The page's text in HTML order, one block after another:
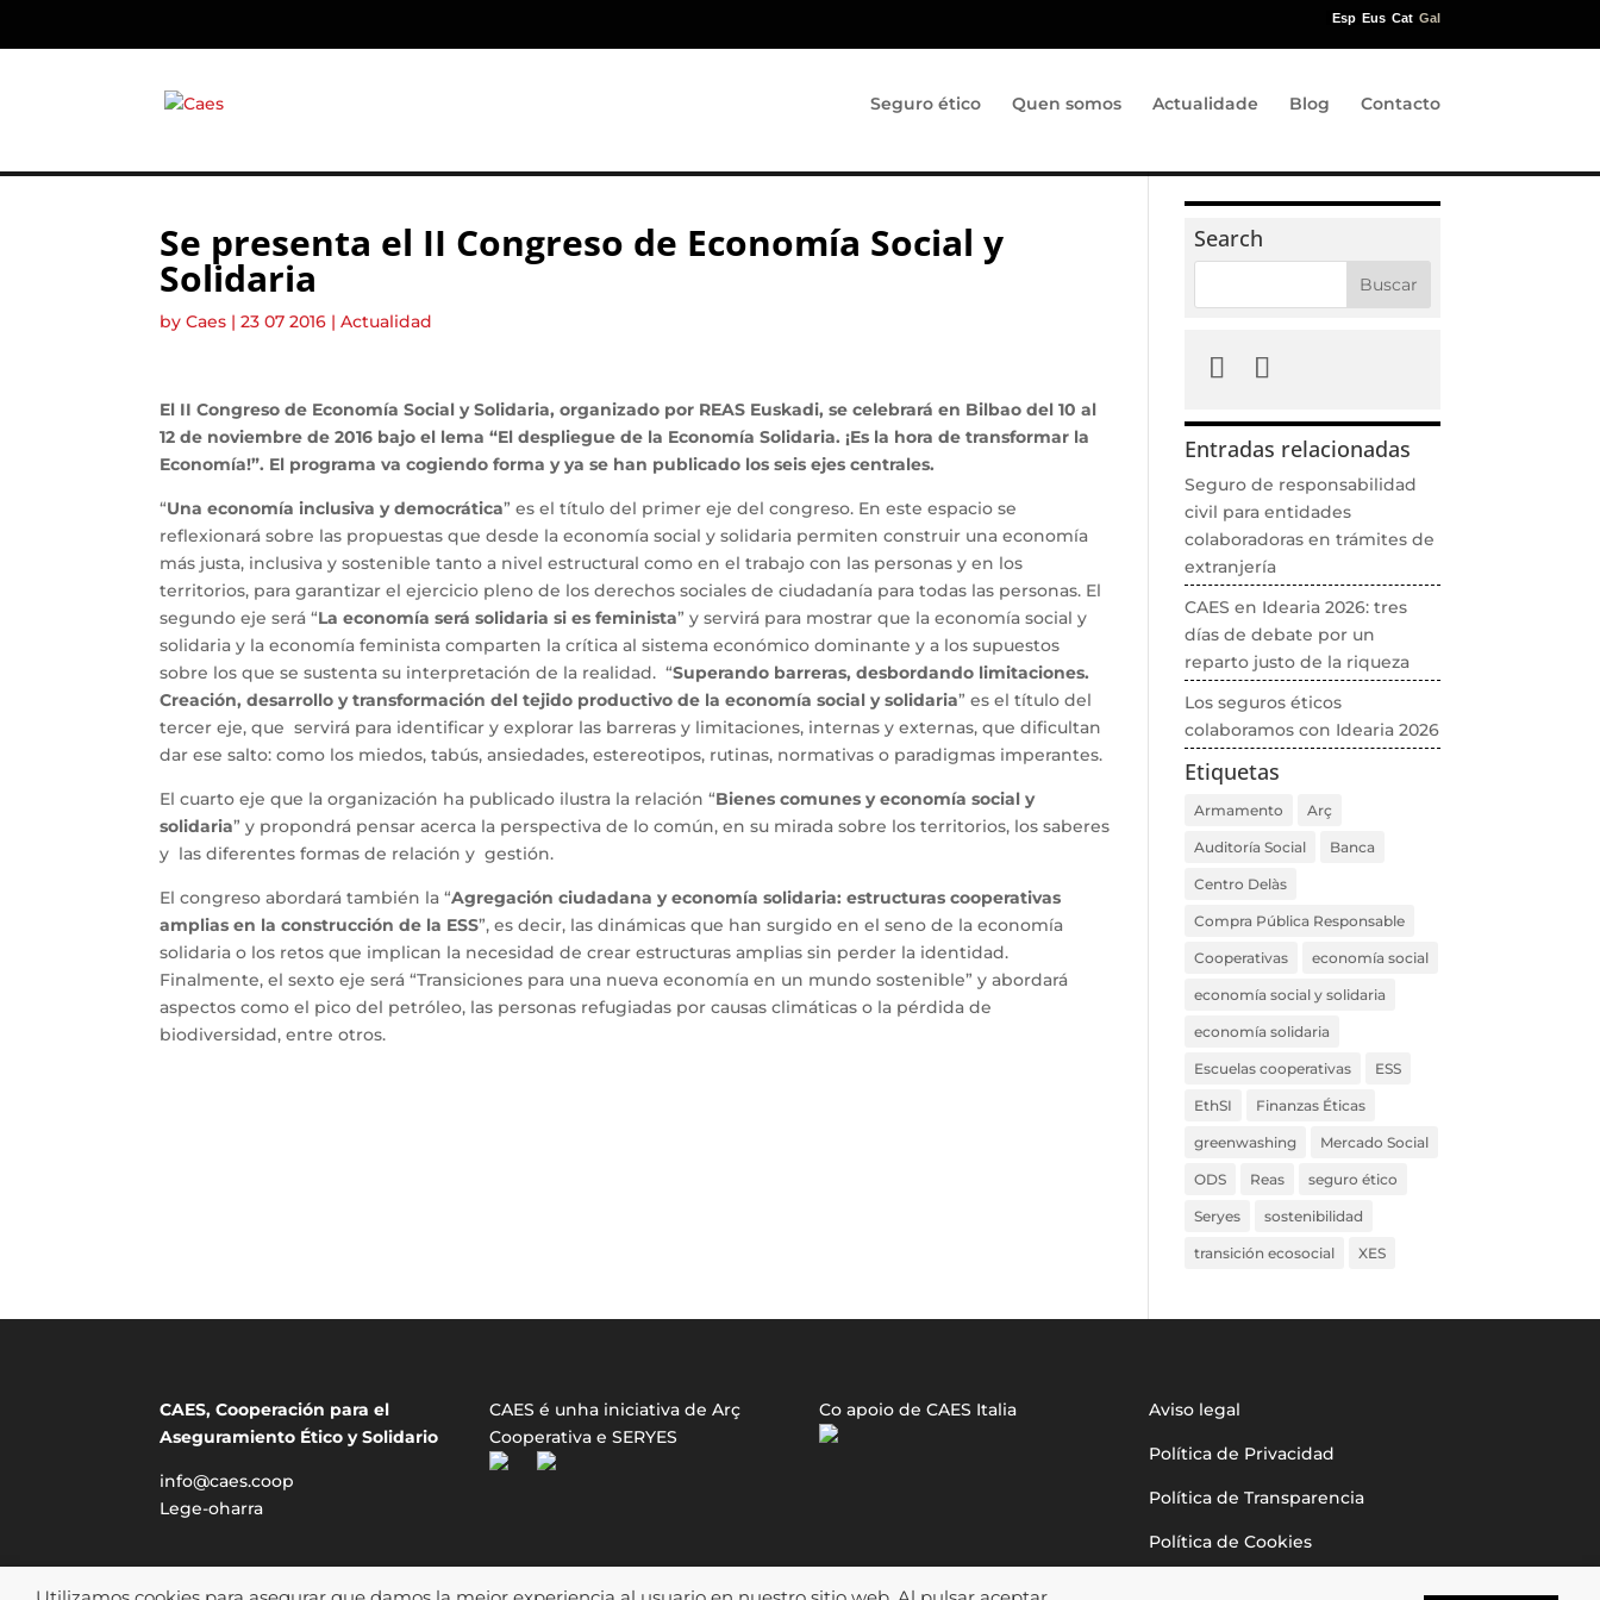
Esp Eus Cat Gal
Seguro ético Quen somos Actualidade Blog Contacto
Se presenta el II Congreso de Economía Social y
Solidaria
byCaes |23 07 2016 |Actualidad
El II Congreso de Economía Social y Solidaria, organizado por REAS Euskadi, se celebrará en Bilbao del 10 al
12 de noviembre de 2016 bajo el lema “El despliegue de la Economía Solidaria. ¡Es la hora de transformar la
Economía!”. El programa va cogiendo forma y ya se han publicado los seis ejes centrales.
“Una economía inclusiva y democrática” es el título del primer eje del congreso. En este espacio se
reflexionará sobre las propuestas que desde la economía social y solidaria permiten construir una economía
más justa, inclusiva y sostenible tanto a nivel estructural como en el trabajo con las personas y en los
territorios, para garantizar el ejercicio pleno de los derechos sociales de ciudadanía para todas las personas. El
segundo eje será “La economía será solidaria si es feminista” y servirá para mostrar que la economía social y
solidaria y la economía feminista comparten la crítica al sistema económico dominante y a los supuestos
sobre los que se sustenta su interpretación de la realidad. “Superando barreras, desbordando limitaciones.
Creación, desarrollo y transformación del tejido productivo de la economía social y solidaria” es el título del
tercer eje, que servirá para identificar y explorar las barreras y limitaciones, internas y externas, que dificultan
dar ese salto: como los miedos, tabús, ansiedades, estereotipos, rutinas, normativas o paradigmas imperantes.
El cuarto eje que la organización ha publicado ilustra la relación “Bienes comunes y economía social y
solidaria” y propondrá pensar acerca la perspectiva de lo común, en su mirada sobre los territorios, los saberes
y las diferentes formas de relación y gestión.
El congreso abordará también la “Agregación ciudadana y economía solidaria: estructuras cooperativas
amplias en la construcción de la ESS”, es decir, las dinámicas que han surgido en el seno de la economía
solidaria o los retos que implican la necesidad de crear estructuras amplias sin perder la identidad.
Finalmente, el sexto eje será “Transiciones para una nueva economía en un mundo sostenible” y abordará
aspectos como el pico del petróleo, las personas refugiadas por causas climáticas o la pérdida de
biodiversidad, entre otros.
Search
Entradas relacionadas
Seguro de responsabilidad
civil para entidades
colaboradoras en trámites de
extranjería
CAES en Idearia 2026: tres
días de debate por un
reparto justo de la riqueza
Los seguros éticos
colaboramos con Idearia 2026
Etiquetas
Armamento Arç
Auditoría Social Banca
Centro Delàs
Compra Pública Responsable
Cooperativas economía social
economía social y solidaria
economía solidaria
Escuelas cooperativas ESS
EthSI Finanzas Éticas
greenwashing Mercado Social
ODS Reas seguro ético
Seryes sostenibilidad
transición ecosocial XES
CAES, Cooperación para el
Aseguramiento Ético y Solidario
info@caes.coop
Lege-oharra
CAES é unha iniciativa de Arç
Cooperativa e SERYES
Co apoio de CAES Italia Aviso legal
Política de Privacidad
Política de Transparencia
Política de Cookies